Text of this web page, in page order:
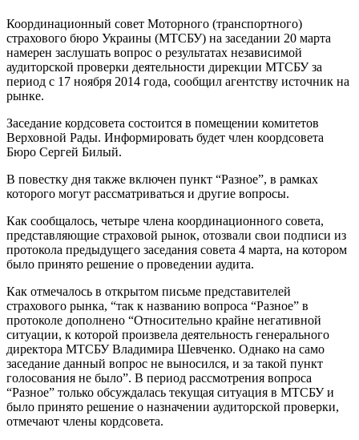
Координационный совет Моторного (транспортного)
страхового бюро Украины (МТСБУ) на заседании 20 марта
намерен заслушать вопрос о результатах независимой
аудиторской проверки деятельности дирекции МТСБУ за
период с 17 ноября 2014 года, сообщил агентству источник на
рынке.
Заседание кордсовета состоится в помещении комитетов
Верховной Рады. Информировать будет член коордсовета
Бюро Сергей Билый.
В повестку дня также включен пункт “Разное”, в рамках
которого могут рассматриваться и другие вопросы.
Как сообщалось, четыре члена координационного совета,
представляющие страховой рынок, отозвали свои подписи из
протокола предыдущего заседания совета 4 марта, на котором
было принято решение о проведении аудита.
Как отмечалось в открытом письме представителей
страхового рынка, “так к названию вопроса “Разное” в
протоколе дополнено “Относительно крайне негативной
ситуации, к которой произвела деятельность генерального
директора МТСБУ Владимира Шевченко. Однако на само
заседание данный вопрос не выносился, и за такой пункт
голосования не было”. В период рассмотрения вопроса
“Разное” только обсуждалась текущая ситуация в МТСБУ и
было принято решение о назначении аудиторской проверки,
отмечают члены кордсовета.